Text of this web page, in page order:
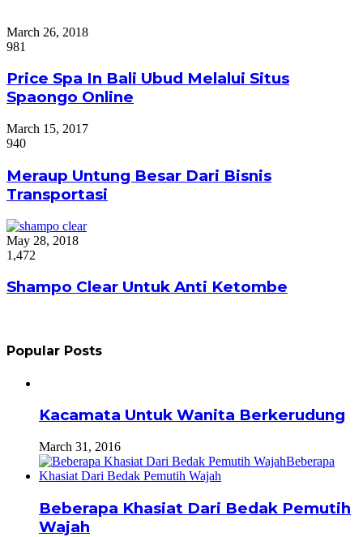
March 26, 2018
981
Price Spa In Bali Ubud Melalui Situs
Spaongo Online
March 15, 2017
940
Meraup Untung Besar Dari Bisnis
Transportasi
May 28, 2018
1,472
Shampo Clear Untuk Anti Ketombe
Popular Posts
Kacamata Untuk Wanita Berkerudung
March 31, 2016
Beberapa Khasiat Dari Bedak Pemutih
Wajah